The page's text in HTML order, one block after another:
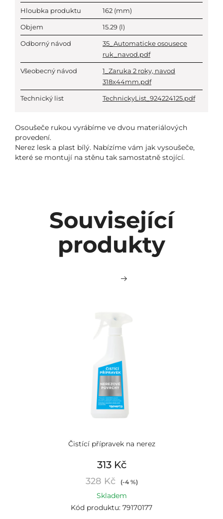
Hloubka produktu 162 (mm)
Objem 15.29 (l)
Odborný návod
35_Automaticke osousece
ruk_navod.pdf
Všeobecný návod
1_Zaruka 2 roky, navod
318x44mm.pdf
Technický list TechnickyList_924224125.pdf
Osoušeče rukou vyrábíme ve dvou materiálových
provedení.
Nerez lesk a plast bílý. Nabízíme vám jak vysoušeče,
které se montují na stěnu tak samostatně stojící.
Související
produkty
Čistící přípravek na nerez
313 Kč
328 Kč (-4 %)
Skladem
Kód produktu: 79170177